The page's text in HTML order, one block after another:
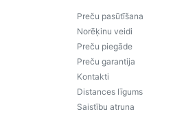
Preču pasūtīšana
Norēķinu veidi
Preču piegāde
Preču garantija
Kontakti
Distances līgums
Saistību atruna